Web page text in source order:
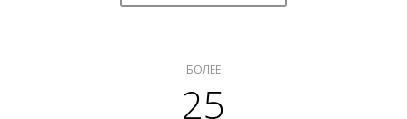
БОЛЕЕ
25